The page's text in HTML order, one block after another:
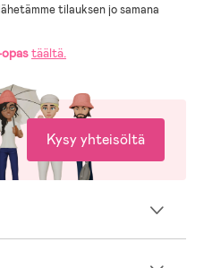
tilauksen jo samana
täältä.
Kysy yhteisöltä